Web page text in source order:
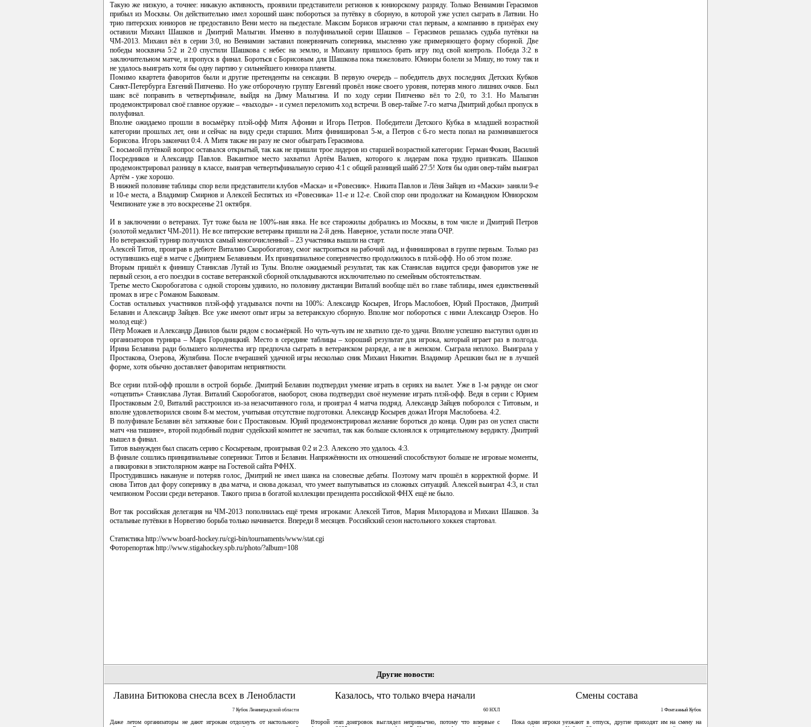
Такую же низкую, а точнее: никакую активность, проявили представители регионов к юниорскому разряду. Только Вениамин Герасимов
прибыл из Москвы. Он действительно имел хороший шанс побороться за путёвку в сборную, в которой уже успел сыграть в Латвии. Но
трио питерских юниоров не предоставило Вени место на пьедестале. Максим Борисов играючи стал первым, а компанию в призёрах ему
оставили Михаил Шашков и Дмитрий Малыгин. Именно в полуфинальной серии Шашков – Герасимов решалась судьба путёвки на
ЧМ-2013. Михаил вёл в серии 3:0, но Вениамин заставил понервничать соперника, мысленно уже примеряющего форму сборной. Две
победы москвича 5:2 и 2:0 спустили Шашкова с небес на землю, и Михаилу пришлось брать игру под свой контроль. Победа 3:2 в
заключительном матче, и пропуск в финал. Бороться с Борисовым для Шашкова пока тяжеловато. Юниоры болели за Мишу, но тому так и
не удалось выиграть хотя бы одну партию у сильнейшего юниора планеты.
Помимо квартета фаворитов были и другие претенденты на сенсации. В первую очередь – победитель двух последних Детских Кубков
Санкт-Петербурга Евгений Пипченко. Но уже отборочную группу Евгений провёл ниже своего уровня, потеряв много лишних очков. Был
шанс всё поправить в четвертьфинале, выйдя на Диму Малыгина. И по ходу серии Пипченко вёл то 2:0, то 3:1. Но Малыгин
продемонстрировал своё главное оружие – «выходы» - и сумел переломить ход встречи. В овер-тайме 7-го матча Дмитрий добыл пропуск в
полуфинал.
Вполне ожидаемо прошли в восьмёрку плэй-офф Митя Афонин и Игорь Петров. Победители Детского Кубка в младшей возрастной
категории прошлых лет, они и сейчас на виду среди старших. Митя финишировал 5-м, а Петров с 6-го места попал на разминавшегося
Борисова. Игорь закончил 0:4. А Митя также ни разу не смог обыграть Герасимова.
С восьмой путёвкой вопрос оставался открытый, так как не пришли трое лидеров из старшей возрастной категории: Герман Фокин, Василий
Посредников и Александр Павлов. Вакантное место захватил Артём Валиев, которого к лидерам пока трудно приписать. Шашков
продемонстрировал разницу в классе, выиграв четвертьфинальную серию 4:1 с общей разницей шайб 27:5! Хотя бы один овер-тайм выиграл
Артём - уже хорошо.
В нижней половине таблицы спор вели представители клубов «Маска» и «Ровесник». Никита Павлов и Лёня Зайцев из «Маски» заняли 9-е
и 10-е места, а Владимир Смирнов и Алексей Беспятых из «Ровесника» 11-е и 12-е. Свой спор они продолжат на Командном Юниорском
Чемпионате уже в это воскресенье 21 октября.
И в заключении о ветеранах. Тут тоже была не 100%-ная явка. Не все старожилы добрались из Москвы, в том числе и Дмитрий Петров
(золотой медалист ЧМ-2011). Не все питерские ветераны пришли на 2-й день. Наверное, устали после этапа ОЧР.
Но ветеранский турнир получился самый многочисленный – 23 участника вышли на старт.
Алексей Титов, проиграв в дебюте Виталию Скоробогатову, смог настроиться на рабочий лад, и финишировал в группе первым. Только раз
оступившись ещё в матче с Дмитрием Белавиным. Их принципиальное соперничество продолжилось в плэй-офф. Но об этом позже.
Вторым пришёл к финишу Станислав Лутай из Тулы. Вполне ожидаемый результат, так как Станислав видится среди фаворитов уже не
первый сезон, а его поездки в составе ветеранской сборной откладываются исключительно по семейным обстоятельствам.
Третье место Скоробогатова с одной стороны удивило, но половину дистанции Виталий вообще шёл во главе таблицы, имея единственный
промах в игре с Романом Быковым.
Состав остальных участников плэй-офф угадывался почти на 100%: Александр Косырев, Игорь Маслобоев, Юрий Простаков, Дмитрий
Белавин и Александр Зайцев. Все уже имеют опыт игры за ветеранскую сборную. Вполне мог побороться с ними Александр Озеров. Но
молод ещё:)
Пётр Можаев и Александр Данилов были рядом с восьмёркой. Но чуть-чуть им не хватило где-то удачи. Вполне успешно выступил один из
организаторов турнира – Марк Городницкий. Место в середине таблицы – хороший результат для игрока, который играет раз в полгода.
Ирина Белавина ради большего количества игр предпочла сыграть в ветеранском разряде, а не в женском. Сыграла неплохо. Выиграла у
Простакова, Озерова, Жулябина. После вчерашней удачной игры несколько сник Михаил Никитин. Владимир Арешкин был не в лучшей
форме, хотя обычно доставляет фаворитам неприятности.
Все серии плэй-офф прошли в острой борьбе. Дмитрий Белавин подтвердил умение играть в сериях на вылет. Уже в 1-м раунде он смог
«отцепить» Станислава Лутая. Виталий Скоробогатов, наоборот, снова подтвердил своё неумение играть плэй-офф. Ведя в серии с Юрием
Простаковым 2:0, Виталий расстроился из-за незасчитанного гола, и проиграл 4 матча подряд. Александр Зайцев поборолся с Титовым, и
вполне удовлетворился своим 8-м местом, учитывая отсутствие подготовки. Александр Косырев дожал Игоря Маслобоева. 4:2.
В полуфинале Белавин вёл затяжные бои с Простаковым. Юрий продемонстрировал желание бороться до конца. Один раз он успел спасти
матч «на тишине», второй подобный подвиг судейский комитет не засчитал, так как больше склонялся к отрицательному вердикту. Дмитрий
вышел в финал.
Титов вынужден был спасать серию с Косыревым, проигрывая 0:2 и 2:3. Алексею это удалось. 4:3.
В финале сошлись принципиальные соперники: Титов и Белавин. Напряжённости их отношений способствуют больше не игровые моменты,
а пикировки в эпистолярном жанре на Гостевой сайта РФНХ.
Простудившись накануне и потеряв голос, Дмитрий не имел шанса на словесные дебаты. Поэтому матч прошёл в корректной форме. И
снова Титов дал фору сопернику в два матча, и снова доказал, что умеет выпутываться из сложных ситуаций. Алексей выиграл 4:3, и стал
чемпионом России среди ветеранов. Такого приза в богатой коллекции президента российской ФНХ ещё не было.
Вот так российская делегация на ЧМ-2013 пополнилась ещё тремя игроками: Алексей Титов, Мария Милорадова и Михаил Шашков. За
остальные путёвки в Норвегию борьба только начинается. Впереди 8 месяцев. Российский сезон настольного хоккея стартовал.
Статистика http://www.board-hockey.ru/cgi-bin/tournaments/www/stat.cgi
Фоторепортажhttp://www.stigahockey.spb.ru/photo/?album=108
Другие новости:
Лавина Битюкова снесла всех в Ленобласти
7 Кубок Ленинградской области
Даже летом организаторы не дают игрокам отдохнуть от настольного
Казалось, что только вчера начали
60 НХЛ
Второй этап доигровок выглядел непривычно, потому что впервые с
Смены состава
1 Фонтанный Кубок
Пока одни игроки уезжают в отпуск, другие приходят им на смену на